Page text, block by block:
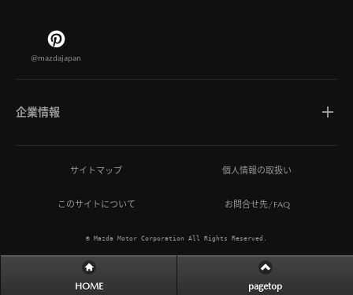
@mazdajapan
企業情報
マツダについて
ひとを想う価値創造
サステナビリティ
サイトマップ 個人情報の取扱い
このサイトについて お問合せ先/FAQ
© Mazda Motor Corporation All Rights Reserved.
HOME pagetop